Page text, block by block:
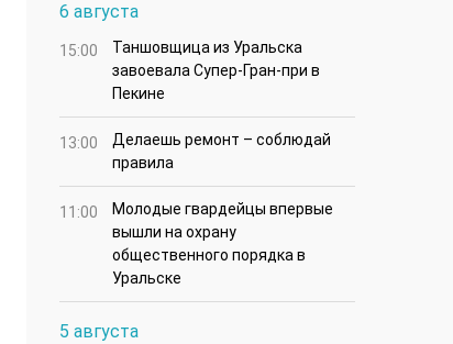
6 августа
15:00
Таншовщица из Уральска
завоевала Супер-Гран-при в
Пекине
13:00
Делаешь ремонт – соблюдай
правила
11:00
Молодые гвардейцы впервые
вышли на охрану
общественного порядка в
Уральске
5 августа